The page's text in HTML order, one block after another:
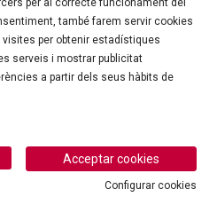
Tarragona, 81 | 17480 ROSES
per al correcte funcionament del
també farem servir cookies
per obtenir estadístiques
serveis i mostrar publicitat
a partir dels seus hàbits de
Acceptar cookies
Configurar cookies